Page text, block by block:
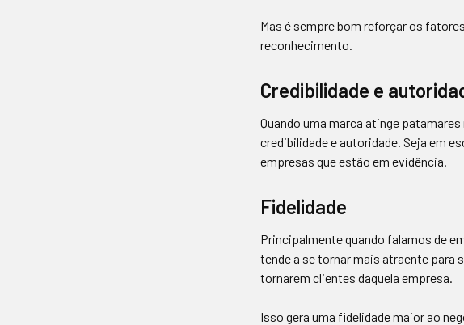
Mas é sempre bom reforçar os
reconhecimento.
Credibilidade e
Quando uma marca atinge
credibilidade e autoridade. Seja em
empresas que estão em evidência.
Fidelidade
Principalmente quando falamos de
tende a se tornar mais atraente para
tornarem clientes daquela empresa.
Isso gera uma fidelidade maior ao